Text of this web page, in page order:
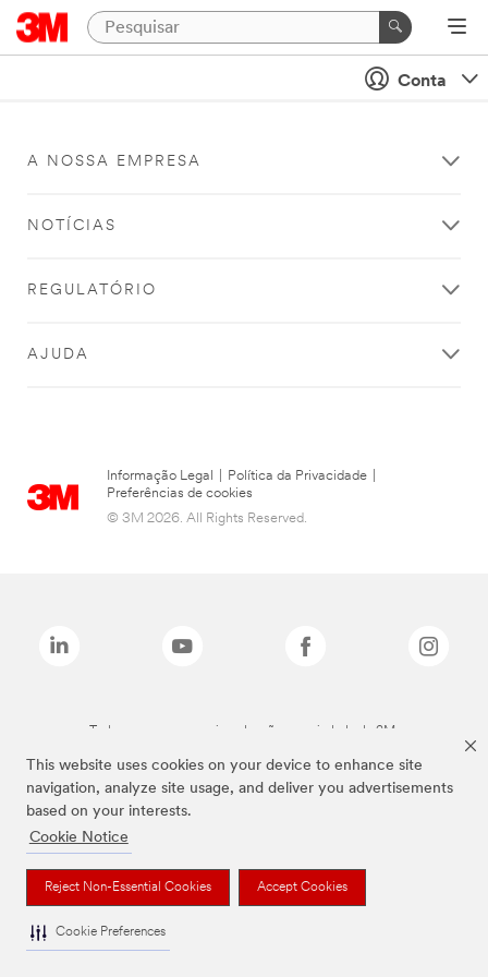
This website uses cookies on your device to enhance site
navigation, analyze site usage, and deliver you advertisements
based on your interests.
Cookie Notice
Reject Non-Essential Cookies Accept Cookies
Cookie Preferences
Conta
A NOSSA EMPRESA
NOTÍCIAS
REGULATÓRIO
AJUDA
Informação Legal Política da Privacidade
Preferências de cookies
© 3M 2026. All Rights Reserved.
Todas as marcas mencionadas são propriedade da 3M.